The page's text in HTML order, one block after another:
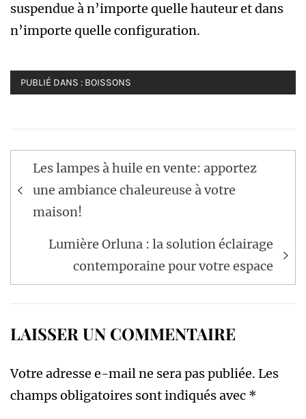
suspendue à n’importe quelle hauteur et dans
n’importe quelle configuration.
PUBLIÉ DANS : BOISSONS
Navigation
de
l’article
Les lampes à huile en vente: apportez
une ambiance chaleureuse à votre
maison!
Lumière Orluna : la solution éclairage
contemporaine pour votre espace
LAISSER UN COMMENTAIRE
Votre adresse e-mail ne sera pas publiée. Les
champs obligatoires sont indiqués avec *